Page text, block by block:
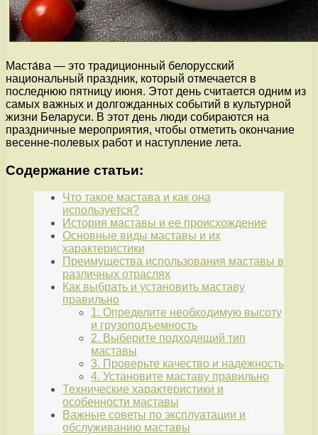
Маста́ва — это традиционный белорусский
национальный праздник, который отмечается в
последнюю пятницу июня. Этот день считается одним из
самых важных и долгожданных событий в культурной
жизни Беларуси. В этот день люди собираются на
праздничные мероприятия, чтобы отметить окончание
весенне-полевых работ и наступление лета.
Содержание статьи:
Что такое мастава и как она
используется?
История маставы и ее происхождение
Основные виды маставы и их
характеристики
Преимущества использования маставы в
различных отраслях
Как выбрать и установить маставу
правильно
1. Определите необходимую высоту
и грузоподъемность
2. Выберите подходящий тип
маставы
3. Проверьте качество и надежность
4. Установите маставу правильно
Технические характеристики и
особенности маставы
Важные советы по эксплуатации и
обслуживанию маставы